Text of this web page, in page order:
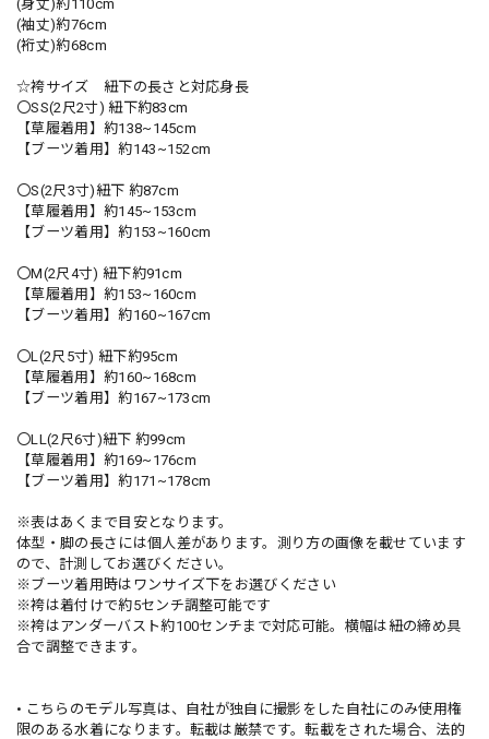
(身丈)約110cm
(袖丈)約76cm
(裄丈)約68cm
☆袴サイズ 紐下の長さと対応身長
〇SS(2尺2寸) 紐下約83cm
【草履着用】約138~145cm
【ブーツ着用】約143~152cm
〇S(2尺3寸)紐下 約87cm
【草履着用】約145~153cm
【ブーツ着用】約153~160cm
〇M(2尺4寸) 紐下約91cm
【草履着用】約153~160cm
【ブーツ着用】約160~167cm
〇L(2尺5寸) 紐下約95cm
【草履着用】約160~168cm
【ブーツ着用】約167~173cm
〇LL(2尺6寸)紐下 約99cm
【草履着用】約169~176cm
【ブーツ着用】約171~178cm
※表はあくまで目安となります。
体型・脚の長さには個人差があります。測り方の画像を載せています
ので、計測してお選びください。
※ブーツ着用時はワンサイズ下をお選びください
※袴は着付けで約5センチ調整可能です
※袴はアンダーバスト約100センチまで対応可能。横幅は紐の締め具
合で調整できます。
• こちらのモデル写真は、自社が独自に撮影をした自社にのみ使用権
限のある水着になります。転載は厳禁です。転載をされた場合、法的